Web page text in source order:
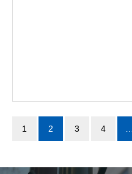
1 2 3 4